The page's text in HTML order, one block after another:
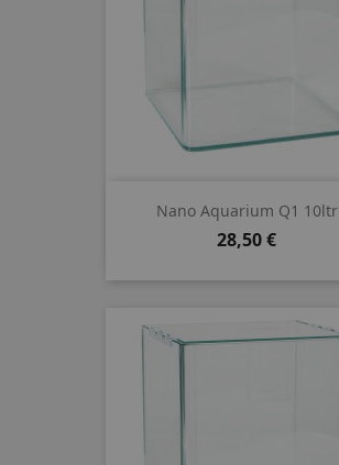
Nano Aquarium Q1 10ltr
Preis
28,50 €